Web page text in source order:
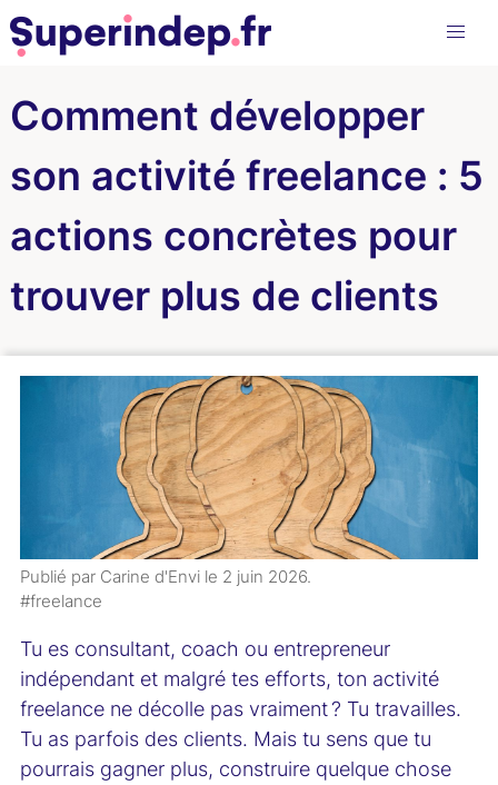
Comment développer
son activité freelance : 5
actions concrètes pour
trouver plus de clients
Publié par Carine d'Envi le 2 juin 2026.
#freelance
Tu es consultant, coach ou entrepreneur
indépendant et malgré tes efforts, ton activité
freelance ne décolle pas vraiment ? Tu travailles.
Tu as parfois des clients. Mais tu sens que tu
pourrais gagner plus, construire quelque chose